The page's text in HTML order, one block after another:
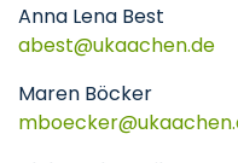
Anna Lena Best
abest
ukaachende
Maren Böcker
mboecker
ukaachen